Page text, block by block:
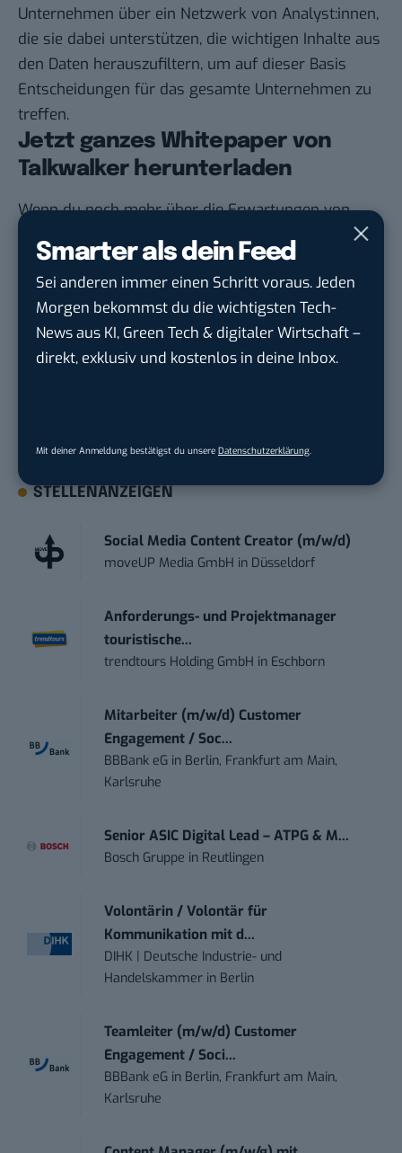
Smarter als dein Feed
Sei anderen immer einen Schritt voraus. Jeden
Morgen bekommst du die wichtigsten Tech-
News aus KI, Green Tech & digitaler Wirtschaft –
direkt, exklusiv und kostenlos in deine Inbox.
Mit deiner Anmeldung bestätigst du unsere Datenschutzerklärung
Unternehmen über ein Netzwerk von Analyst:innen,
die sie dabei unterstützen, die wichtigen Inhalte aus
den Daten herauszufiltern, um auf dieser Basis
Entscheidungen für das gesamte Unternehmen zu
treffen.
Jetzt ganzes Whitepaper von
Talkwalker herunterladen
Wenn du noch mehr über die Erwartungen von
Kund:innen an Marken erfahren möchtest, eignet
sich das Whitepaper von Talkwalker optimal für
dich.Hierfindest du das kostenlose Whitepaper,
mit dessen Hilfe du deine Kund:innen besser
verstehst, um auch in Zukunft auf dem Markt zu
bestehen.
STELLENANZEIGEN
Social Media Content Creator (m/w/d)
moveUP Media GmbH in Düsseldorf
Anforderungs- und Projektmanager
touristische...
trendtours Holding GmbH in Eschborn
Mitarbeiter (m/w/d) Customer
Engagement / Soc...
BBBank eG in Berlin, Frankfurt am Main,
Karlsruhe
Senior ASIC Digital Lead – ATPG & M...
Bosch Gruppe in Reutlingen
Volontärin / Volontär für
Kommunikation mit d...
DIHK | Deutsche Industrie- und
Handelskammer in Berlin
Teamleiter (m/w/d) Customer
Engagement / Soci...
BBBank eG in Berlin, Frankfurt am Main,
Karlsruhe